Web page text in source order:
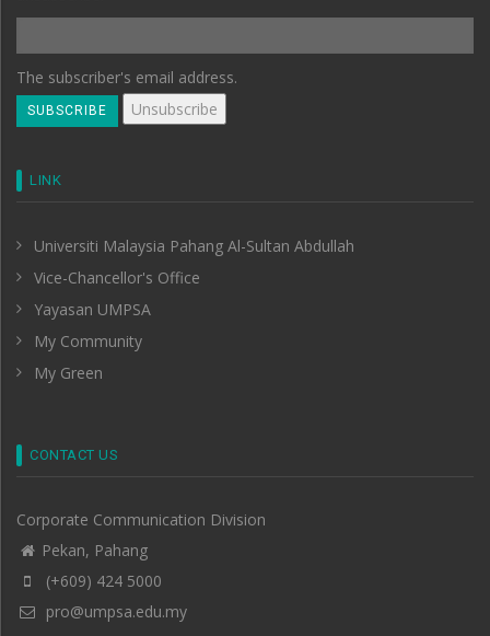
The subscriber's email address.
LINK
Universiti Malaysia Pahang Al-Sultan Abdullah
Vice-Chancellor's Office
Yayasan UMPSA
My Community
My Green
CONTACT US
Corporate Communication Division
Pekan, Pahang
(+609) 424 5000
pro@umpsa.edu.my